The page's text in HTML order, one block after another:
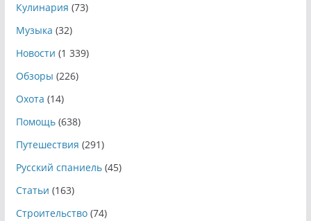
Кулинария (73)
Музыка (32)
Новости (1 339)
Обзоры (226)
Охота (14)
Помощь(638)
Путешествия (291)
Русский спаниель(45)
Статьи (163)
Строительство(74)